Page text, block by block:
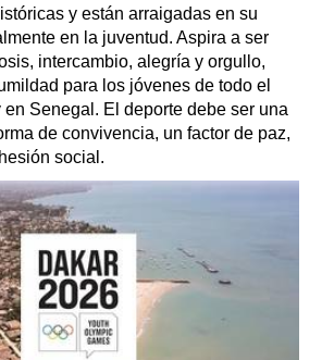
y están arraigadas en su
en la juventud. Aspira a ser
intercambio, alegría y orgullo,
para los jóvenes de todo el
en Senegal. El deporte debe ser una
de convivencia, un factor de paz,
social.